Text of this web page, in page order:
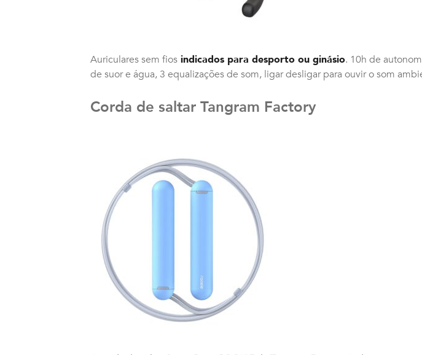
Auriculares sem fios indicados para desporto ou ginásio. 10h de
de suor e água, 3 equalizações de som, ligar desligar para ouvir o som
Corda de saltar Tangram Factory